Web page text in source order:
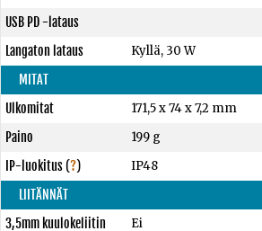
USB PD -lataus
Langaton lataus
Kyllä, 30 W
MITAT
Ulkomitat
171,5 x 74 x 7,2 mm
Paino
199 g
IP-luokitus(?) IP48
LIITÄNNÄT
3,5mm kuulokeliitin
Ei